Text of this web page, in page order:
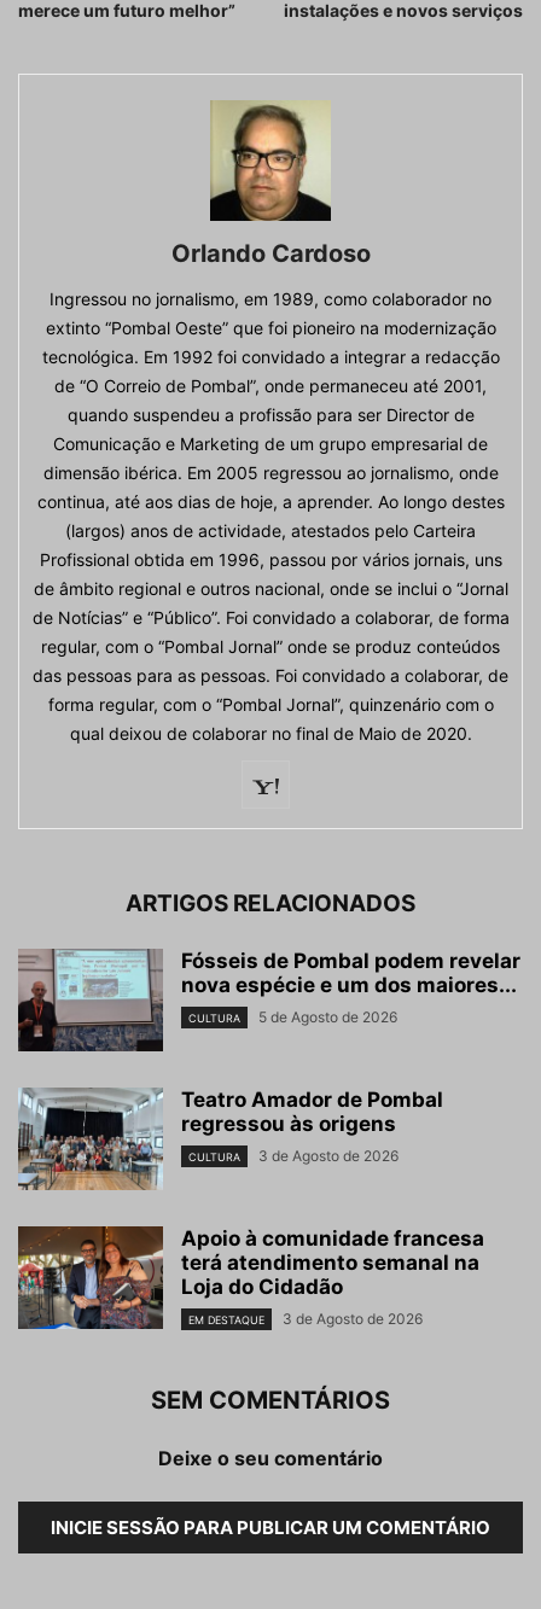
merece um futuro melhor” instalações e novos serviços
Orlando Cardoso
Ingressou no jornalismo, em 1989, como colaborador no
extinto “Pombal Oeste” que foi pioneiro na modernização
tecnológica. Em 1992 foi convidado a integrar a redacção
de “O Correio de Pombal”, onde permaneceu até 2001,
quando suspendeu a profissão para ser Director de
Comunicação e Marketing de um grupo empresarial de
dimensão ibérica. Em 2005 regressou ao jornalismo, onde
continua, até aos dias de hoje, a aprender. Ao longo destes
(largos) anos de actividade, atestados pelo Carteira
Profissional obtida em 1996, passou por vários jornais, uns
de âmbito regional e outros nacional, onde se inclui o “Jornal
de Notícias” e “Público”. Foi convidado a colaborar, de forma
regular, com o “Pombal Jornal” onde se produz conteúdos
das pessoas para as pessoas. Foi convidado a colaborar, de
forma regular, com o “Pombal Jornal”, quinzenário com o
qual deixou de colaborar no final de Maio de 2020.
ARTIGOS RELACIONADOS
Fósseis de Pombal podem revelar
nova espécie e um dos maiores...
CULTURA 5 de Agosto de 2026
Teatro Amador de Pombal
regressou às origens
CULTURA 3 de Agosto de 2026
Apoio à comunidade francesa
terá atendimento semanal na
Loja do Cidadão
EM DESTAQUE 3 de Agosto de 2026
SEM COMENTÁRIOS
Deixe o seu comentário
INICIE SESSÃO PARA PUBLICAR UM COMENTÁRIO